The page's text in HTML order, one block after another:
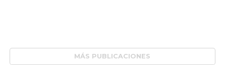
MÁS PUBLICACIONES